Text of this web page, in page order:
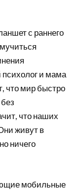
с раннего
и мама
что мир быстро
что наших
живут в
ничего
мобильные